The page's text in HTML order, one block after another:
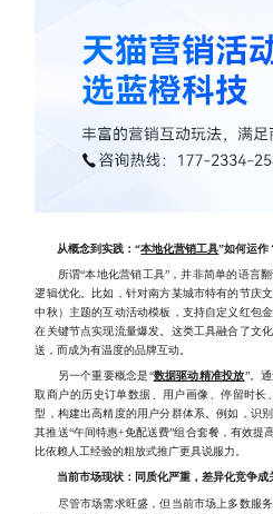
从概念到实践：“本地化营销工具”如何运作
所谓“本地化营销工具”，并非简单的语言翻
逻辑优化。比如，针对南方某城市特有的节庆
中秋）主题的互动活动模板，支持自定义红包
在关键节点实现流量爆发。这类工具融合了文
送，而成为有温度的品牌互动。
另一个重要概念是“数据驱动精准投放”。
取商户的历史订单数据、用户画像、停留时
型，构建出高精度的用户分群体系。例如，识
其推送“午间特惠+免配送费”组合套餐，有效提
比依赖人工经验的粗放式推广更具说服力。
当前市场现状：同质化严重，差异化竞争成
尽管市场需求旺盛，但当前市场上多数服务